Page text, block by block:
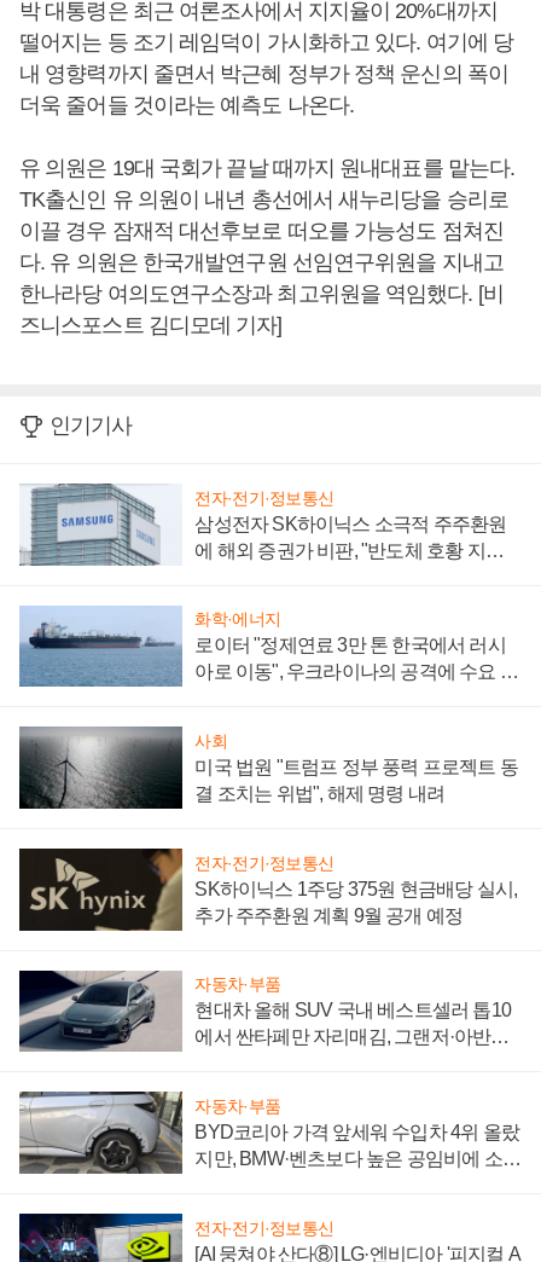
박 대통령은 최근 여론조사에서 지지율이 20%대까지
떨어지는 등 조기 레임덕이 가시화하고 있다. 여기에 당
내 영향력까지 줄면서 박근혜 정부가 정책 운신의 폭이
더욱 줄어들 것이라는 예측도 나온다.
유 의원은 19대 국회가 끝날 때까지 원내대표를 맡는다.
TK출신인 유 의원이 내년 총선에서 새누리당을 승리로
이끌 경우 잠재적 대선후보로 떠오를 가능성도 점쳐진
다. 유 의원은 한국개발연구원 선임연구위원을 지내고
한나라당 여의도연구소장과 최고위원을 역임했다. [비
즈니스포스트 김디모데 기자]
인기기사
전자·전기·정보통신
삼성전자 SK하이닉스 소극적 주주환원
에 해외 증권가 비판, "반도체 호황 지속
화학·에너지
로이터 "정제연료 3만 톤 한국에서 러시
아로 이동", 우크라이나의 공격에 수요 늘
사회
미국 법원 "트럼프 정부 풍력 프로젝트 동
결 조치는 위법", 해제 명령 내려
전자·전기·정보통신
SK하이닉스 1주당 375원 현금배당 실시,
추가 주주환원 계획 9월 공개 예정
자동차·부품
현대차 올해 SUV 국내 베스트셀러 톱10
에서 싼타페만 자리매김, 그랜저·아반떼
자동차·부품
BYD코리아 가격 앞세워 수입차 4위 올랐
지만, BMW·벤츠보다 높은 공임비에 소비
전자·전기·정보통신
[AI 뭉쳐야 산다⑧] LG·엔비디아 '피지컬 A